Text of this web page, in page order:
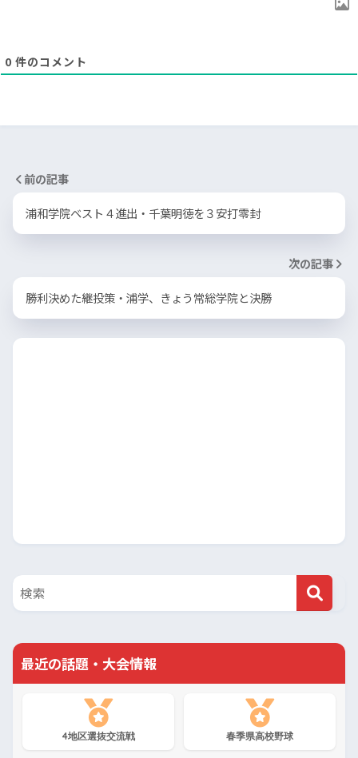
0 件のコメント
前の記事
浦和学院ベスト４進出・千葉明徳を３安打零封
次の記事
勝利決めた継投策・浦学、きょう常総学院と決勝
最近の話題・大会情報
4地区選抜交流戦 春季県高校野球